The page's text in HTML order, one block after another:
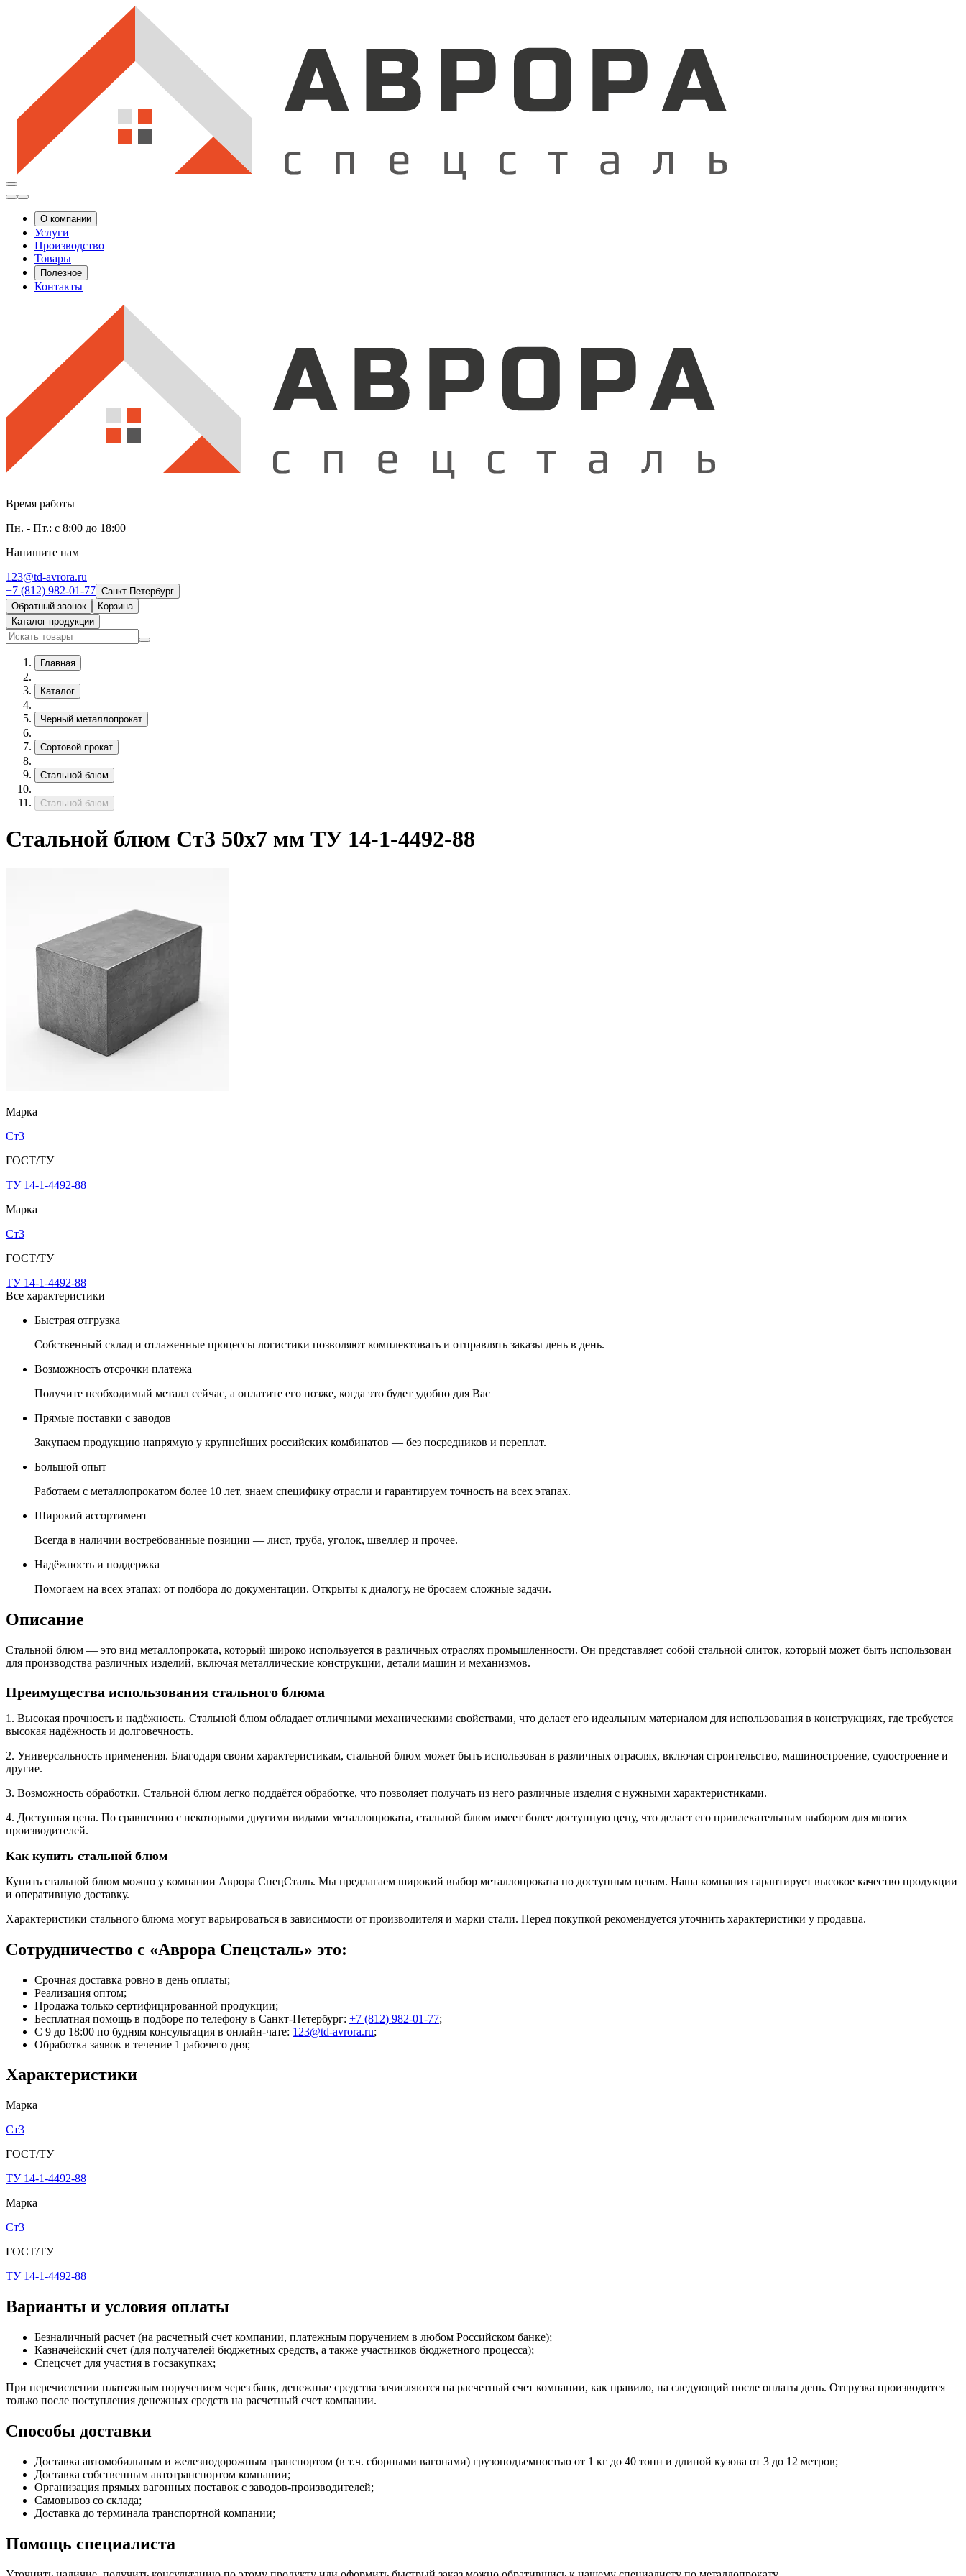
О компании
Услуги
Производство
Товары
Полезное
Контакты
Время работы
Пн. - Пт.: с 8:00 до 18:00
Напишите нам
123@td-avrora.ru
+7 (812) 982-01-77 Санкт-Петербург
Обратный звонок
Корзина
Каталог продукции
Главная
Каталог
Черный металлопрокат
Сортовой прокат
Стальной блюм
Стальной блюм
Стальной блюм Ст3 50х7 мм ТУ 14-1-4492-88
Марка
Ст3
ГОСТ/ТУ
ТУ 14-1-4492-88
Марка
Ст3
ГОСТ/ТУ
ТУ 14-1-4492-88
Все характеристики
Быстрая отгрузка
Собственный склад и отлаженные процессы логистики позволяют комплектовать и отправлять заказы день в день.
Возможность отсрочки платежа
Получите необходимый металл сейчас, а оплатите его позже, когда это будет удобно для Вас
Прямые поставки с заводов
Закупаем продукцию напрямую у крупнейших российских комбинатов — без посредников и переплат.
Большой опыт
Работаем с металлопрокатом более 10 лет, знаем специфику отрасли и гарантируем точность на всех этапах.
Широкий ассортимент
Всегда в наличии востребованные позиции — лист, труба, уголок, швеллер и прочее.
Надёжность и поддержка
Помогаем на всех этапах: от подбора до документации. Открыты к диалогу, не бросаем сложные задачи.
Описание
Стальной блюм — это вид металлопроката, который широко используется в различных отраслях промышленности. Он представляет собой стальной слиток, который может быть использован
для производства различных изделий, включая металлические конструкции, детали машин и механизмов.
Преимущества использования стального блюма
1. Высокая прочность и надёжность. Стальной блюм обладает отличными механическими свойствами, что делает его идеальным материалом для использования в конструкциях, где требуется
высокая надёжность и долговечность.
2. Универсальность применения. Благодаря своим характеристикам, стальной блюм может быть использован в различных отраслях, включая строительство, машиностроение, судостроение и
другие.
3. Возможность обработки. Стальной блюм легко поддаётся обработке, что позволяет получать из него различные изделия с нужными характеристиками.
4. Доступная цена. По сравнению с некоторыми другими видами металлопроката, стальной блюм имеет более доступную цену, что делает его привлекательным выбором для многих
производителей.
Как купить стальной блюм
Купить стальной блюм можно у компании Аврора СпецСталь. Мы предлагаем широкий выбор металлопроката по доступным ценам. Наша компания гарантирует высокое качество продукции
и оперативную доставку.
Характеристики стального блюма могут варьироваться в зависимости от производителя и марки стали. Перед покупкой рекомендуется уточнить характеристики у продавца.
Сотрудничество с «Аврора Спецсталь» это:
Срочная доставка ровно в день оплаты;
Реализация оптом;
Продажа только сертифицированной продукции;
Бесплатная помощь в подборе по телефону в Санкт-Петербург: +7 (812) 982-01-77;
С 9 до 18:00 по будням консультация в онлайн-чате: 123@td-avrora.ru;
Обработка заявок в течение 1 рабочего дня;
Характеристики
Марка
Ст3
ГОСТ/ТУ
ТУ 14-1-4492-88
Марка
Ст3
ГОСТ/ТУ
ТУ 14-1-4492-88
Варианты и условия оплаты
Безналичный расчет (на расчетный счет компании, платежным поручением в любом Российском банке);
Казначейский счет (для получателей бюджетных средств, а также участников бюджетного процесса);
Спецсчет для участия в госзакупках;
При перечислении платежным поручением через банк, денежные средства зачисляются на расчетный счет компании, как правило, на следующий после оплаты день. Отгрузка производится
только после поступления денежных средств на расчетный счет компании.
Способы доставки
Доставка автомобильным и железнодорожным транспортом (в т.ч. сборными вагонами) грузоподъемностью от 1 кг до 40 тонн и длиной кузова от 3 до 12 метров;
Доставка собственным автотранспортом компании;
Организация прямых вагонных поставок с заводов-производителей;
Самовывоз со склада;
Доставка до терминала транспортной компании;
Помощь специалиста